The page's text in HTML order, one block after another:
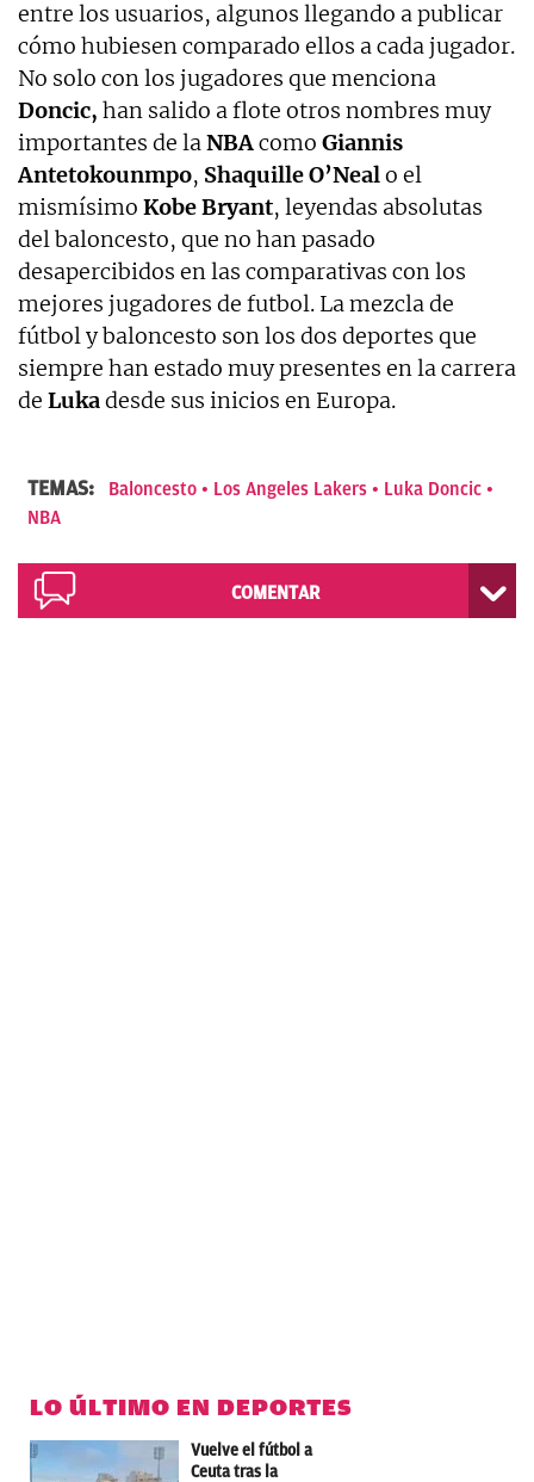
entre los usuarios, algunos llegando a publicar
cómo hubiesen comparado ellos a cada jugador.
No solo con los jugadores que menciona
Doncic, han salido a flote otros nombres muy
importantes de laNBAcomo Giannis
Antetokounmpo, Shaquille O’Nealo el
mismísimo Kobe Bryant, leyendas absolutas
del baloncesto, que no han pasado
desapercibidos en las comparativas con los
mejores jugadores de futbol. La mezcla de
fútbol y baloncesto son los dos deportes que
siempre han estado muy presentes en la carrera
de Lukadesde sus inicios en Europa.
TEMAS: Baloncesto Los Angeles Lakers
Luka Doncic
NBA
COMENTAR
LO ÚLTIMO EN DEPORTES
Vuelve el fútbol a
Ceuta tras la